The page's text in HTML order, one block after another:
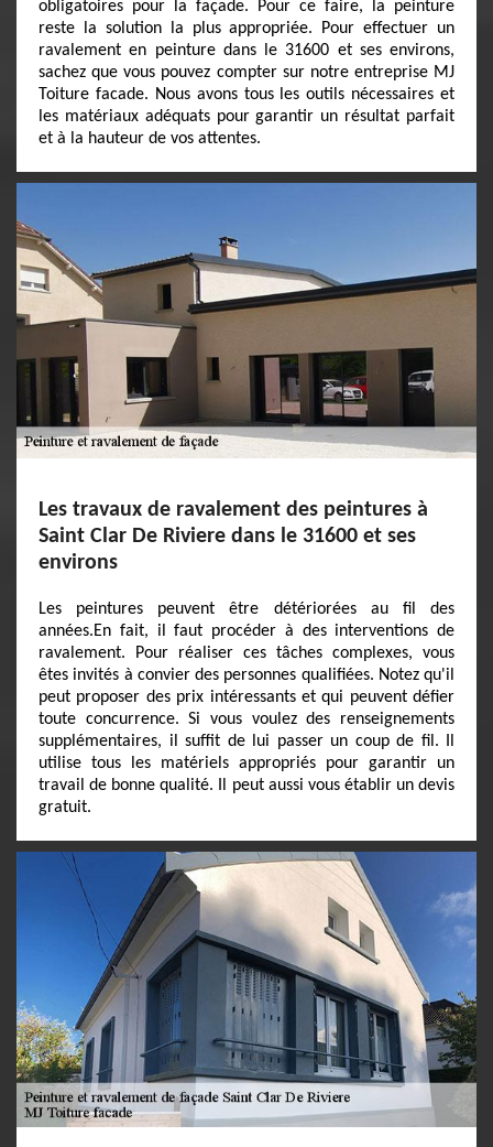
obligatoires pour la façade. Pour ce faire, la peinture
reste la solution la plus appropriée. Pour effectuer un
ravalement en peinture dans le 31600 et ses environs,
sachez que vous pouvez compter sur notre entreprise MJ
Toiture facade. Nous avons tous les outils nécessaires et
les matériaux adéquats pour garantir un résultat parfait
et à la hauteur de vos attentes.
Les travaux de ravalement des peintures à
Saint Clar De Riviere dans le 31600 et ses
environs
Les peintures peuvent être détériorées au fil des
années.En fait, il faut procéder à des interventions de
ravalement. Pour réaliser ces tâches complexes, vous
êtes invités à convier des personnes qualifiées. Notez qu'il
peut proposer des prix intéressants et qui peuvent défier
toute concurrence. Si vous voulez des renseignements
supplémentaires, il suffit de lui passer un coup de fil. Il
utilise tous les matériels appropriés pour garantir un
travail de bonne qualité. Il peut aussi vous établir un devis
gratuit.